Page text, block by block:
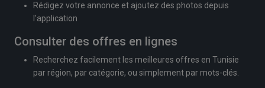
Rédigez votre annonce et ajoutez des photos depuis
l'application
Consulter des offres en lignes
Recherchez facilement les meilleures offres en Tunisie
par région, par catégorie, ou simplement par mots-clés.